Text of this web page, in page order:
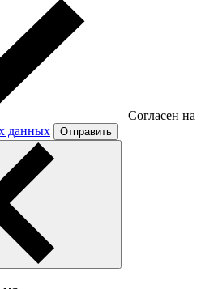
Согласен на
данных Отправить